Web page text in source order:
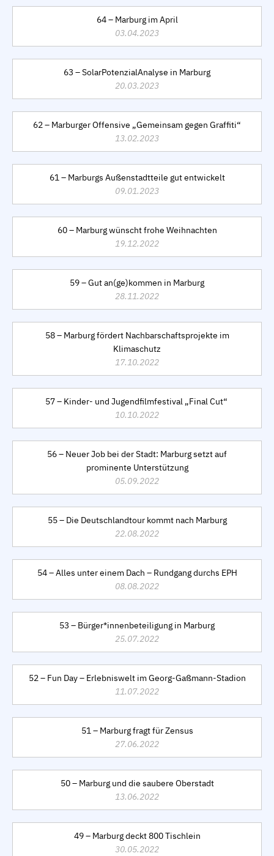
64 – Marburg im April
03.04.2023
63 – SolarPotenzialAnalyse in Marburg
20.03.2023
62 – Marburger Offensive „Gemeinsam gegen Graffiti“
13.02.2023
61 – Marburgs Außenstadtteile gut entwickelt
09.01.2023
60 – Marburg wünscht frohe Weihnachten
19.12.2022
59 – Gut an(ge)kommen in Marburg
28.11.2022
58 – Marburg fördert Nachbarschaftsprojekte im
Klimaschutz
17.10.2022
57 – Kinder- und Jugendfilmfestival „Final Cut“
10.10.2022
56 – Neuer Job bei der Stadt: Marburg setzt auf
prominente Unterstützung
05.09.2022
55 – Die Deutschlandtour kommt nach Marburg
22.08.2022
54 – Alles unter einem Dach – Rundgang durchs EPH
08.08.2022
53 – Bürger*innenbeteiligung in Marburg
25.07.2022
52 – Fun Day – Erlebniswelt im Georg-Gaßmann-Stadion
11.07.2022
51 – Marburg fragt für Zensus
27.06.2022
50 – Marburg und die saubere Oberstadt
13.06.2022
49 – Marburg deckt 800 Tischlein
30.05.2022